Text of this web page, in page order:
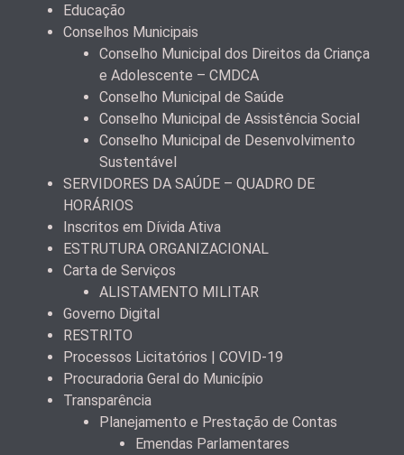
Educação
Conselhos Municipais
Conselho Municipal dos Direitos da Criança
e Adolescente – CMDCA
Conselho Municipal de Saúde
Conselho Municipal de Assistência Social
Conselho Municipal de Desenvolvimento
Sustentável
SERVIDORES DA SAÚDE – QUADRO DE
HORÁRIOS
Inscritos em Dívida Ativa
ESTRUTURA ORGANIZACIONAL
Carta de Serviços
ALISTAMENTO MILITAR
Governo Digital
RESTRITO
Processos Licitatórios | COVID-19
Procuradoria Geral do Município
Transparência
Planejamento e Prestação de Contas
Emendas Parlamentares